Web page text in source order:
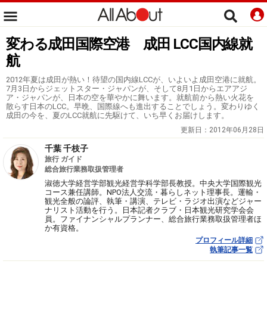
変わる成田国際空港 成田 LCC国内線就
航
2012年夏は成田が熱い！待望の国内線LCCが、いよいよ成田空港に就航。
7月3日からジェットスター・ジャパンが、そして8月1日からエアアジ
ア・ジャパンが、日本の空を華やかに舞います。就航前から熱い火花を
散らす日本のLCC。早晩、国際線へも進出することでしょう。変わりゆく
成田の今を、夏のLCC就航に先駆けて、いち早くお届けします。
更新日： 2012年06月28日
千葉 千枝子
旅行 ガイド
総合旅行業務取扱管理者
淑徳大学経営学部観光経営学科学部長教授。中央大学国際観光
コース兼任講師。NPO法人交流・暮らしネット理事長。運輸・
観光全般の論評、執筆・講演、テレビ・ラジオ出演などジャー
ナリスト活動を行う。日本記者クラブ・日本観光研究学会会
員。ファイナンシャルプランナー、総合旅行業務取扱管理者ほ
か有資格。
プロフィール詳細
執筆記事一覧